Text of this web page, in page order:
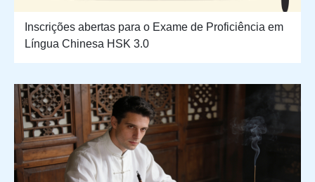
Inscrições abertas para o Exame de Proficiência em
Língua Chinesa HSK 3.0